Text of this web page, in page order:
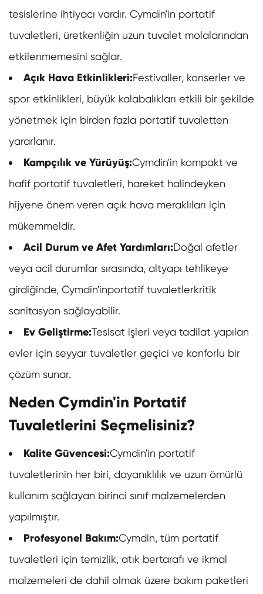
tesislerine ihtiyacı vardır. Cymdin'in portatif
tuvaletleri, üretkenliğin uzun tuvalet molalarından
etkilenmemesini sağlar.
Açık Hava Etkinlikleri:Festivaller, konserler ve
spor etkinlikleri, büyük kalabalıkları etkili bir şekilde
yönetmek için birden fazla portatif tuvaletten
yararlanır.
Kampçılık ve Yürüyüş:Cymdin'in kompakt ve
hafif portatif tuvaletleri, hareket halindeyken
hijyene önem veren açık hava meraklıları için
mükemmeldir.
Acil Durum ve Afet Yardımları:Doğal afetler
veya acil durumlar sırasında, altyapı tehlikeye
girdiğinde, Cymdin'inportati̇f tuvaletlerkritik
sanitasyon sağlayabilir.
Ev Geliştirme:Tesisat işleri veya tadilat yapılan
evler için seyyar tuvaletler geçici ve konforlu bir
çözüm sunar.
Neden Cymdin'in Portatif
Tuvaletlerini Seçmelisiniz?
Kalite Güvencesi:Cymdin'in portatif
tuvaletlerinin her biri, dayanıklılık ve uzun ömürlü
kullanım sağlayan birinci sınıf malzemelerden
yapılmıştır.
Profesyonel Bakım:Cymdin, tüm portatif
tuvaletleri için temizlik, atık bertarafı ve ikmal
malzemeleri de dahil olmak üzere bakım paketleri